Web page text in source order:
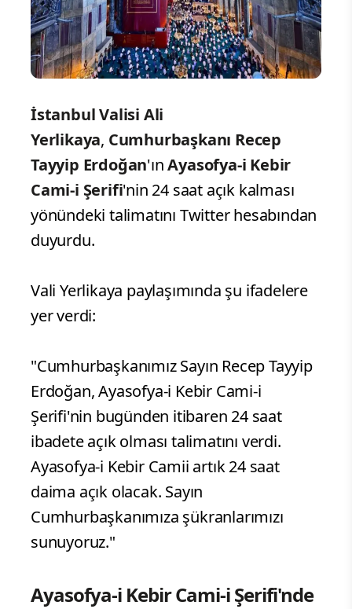
İstanbul Valisi Ali
Yerlikaya, Cumhurbaşkanı Recep
Tayyip Erdoğan'ınAyasofya-i Kebir
Cami-i Şerifi'nin 24 saat açık kalması
yönündeki talimatını Twitter hesabından
duyurdu.
Vali Yerlikaya paylaşımında şu ifadelere
yer verdi:
"Cumhurbaşkanımız Sayın Recep Tayyip
Erdoğan, Ayasofya-i Kebir Cami-i
Şerifi'nin bugünden itibaren 24 saat
ibadete açık olması talimatını verdi.
Ayasofya-i Kebir Camii artık 24 saat
daima açık olacak. Sayın
Cumhurbaşkanımıza şükranlarımızı
sunuyoruz."
Ayasofya-i Kebir Cami-i Şerifi'nde